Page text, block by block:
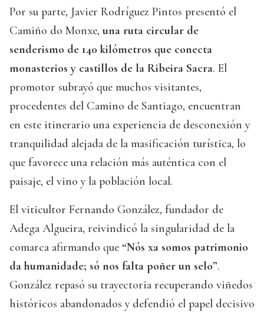
Por su parte, Javier Rodríguez Pintos presentó el
Camiño do Monxe, una ruta circular de
senderismo de 140 kilómetros que conecta
monasterios y castillos de la Ribeira Sacra. El
promotor subrayó que muchos visitantes,
procedentes del Camino de Santiago, encuentran
en este itinerario una experiencia de desconexión y
tranquilidad alejada de la masificación turística, lo
que favorece una relación más auténtica con el
paisaje, el vino y la población local.
El viticultor Fernando González, fundador de
Adega Algueira, reivindicó la singularidad de la
comarca afirmando que “Nós xa somos patrimonio
da humanidade; só nos falta poñer un selo”.
González repasó su trayectoria recuperando viñedos
históricos abandonados y defendió el papel decisivo